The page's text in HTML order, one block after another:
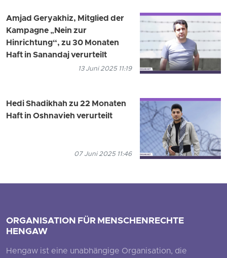
Amjad Geryakhiz, Mitglied der
Kampagne „Nein zur
Hinrichtung“, zu 30 Monaten
Haft in Sanandaj verurteilt
13 Juni 2025 11:19
Hedi Shadikhah zu 22 Monaten
Haft in Oshnavieh verurteilt
07 Juni 2025 11:46
ORGANISATION FÜR MENSCHENRECHTE
HENGAW
Hengaw ist eine unabhängige Organisation, die